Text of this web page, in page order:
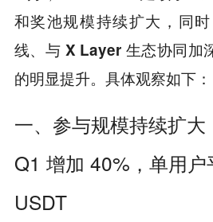
和奖池规模持续扩大，同
线、与 X Layer 生态协同加
的明显提升。具体观察如下：
一、参与规模持续扩
Q1 增加 40%，单用
USDT